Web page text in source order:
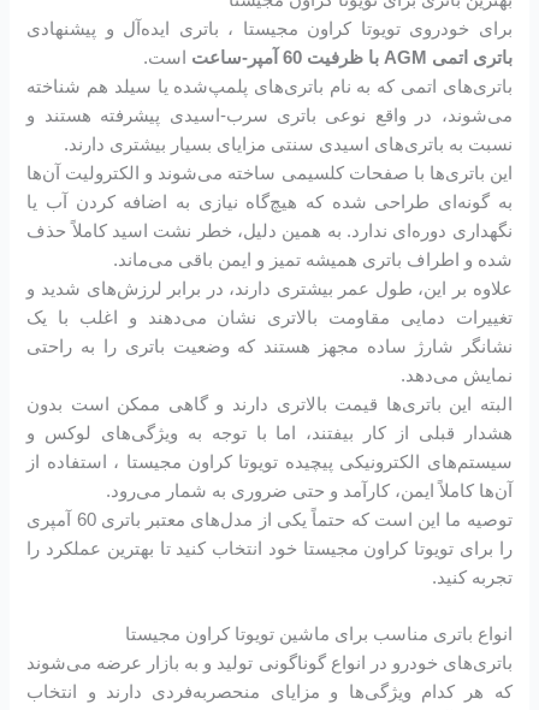
برای خودروی تویوتا کراون مجیستا ، باتری ایده‌آل و پیشنهادی
باتری اتمی AGM با ظرفیت 60 آمپر-ساعت
است.
باتری‌های اتمی که به نام باتری‌های پلمپ‌شده یا سیلد هم شناخته
می‌شوند، در واقع نوعی باتری سرب-اسیدی پیشرفته هستند و
نسبت به باتری‌های اسیدی سنتی مزایای بسیار بیشتری دارند.
این باتری‌ها با صفحات کلسیمی ساخته می‌شوند و الکترولیت آن‌ها
به گونه‌ای طراحی شده که هیچ‌گاه نیازی به اضافه کردن آب یا
نگهداری دوره‌ای ندارد. به همین دلیل، خطر نشت اسید کاملاً حذف
شده و اطراف باتری همیشه تمیز و ایمن باقی می‌ماند.
علاوه بر این، طول عمر بیشتری دارند، در برابر لرزش‌های شدید و
تغییرات دمایی مقاومت بالاتری نشان می‌دهند و اغلب با یک
نشانگر شارژ ساده مجهز هستند که وضعیت باتری را به راحتی
نمایش می‌دهد.
البته این باتری‌ها قیمت بالاتری دارند و گاهی ممکن است بدون
هشدار قبلی از کار بیفتند، اما با توجه به ویژگی‌های لوکس و
سیستم‌های الکترونیکی پیچیده تویوتا کراون مجیستا ، استفاده از
آن‌ها کاملاً ایمن، کارآمد و حتی ضروری به شمار می‌رود.
توصیه ما این است که حتماً یکی از مدل‌های معتبر باتری 60 آمپری
را برای تویوتا کراون مجیستا خود انتخاب کنید تا بهترین عملکرد را
تجربه کنید.
انواع باتری مناسب برای ماشین تویوتا کراون مجیستا
باتری‌های خودرو در انواع گوناگونی تولید و به بازار عرضه می‌شوند
که هر کدام ویژگی‌ها و مزایای منحصربه‌فردی دارند و انتخاب